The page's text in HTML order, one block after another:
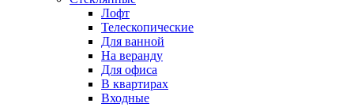
Лофт
Телескопические
Для ванной
На веранду
Для офиса
В квартирах
Входные